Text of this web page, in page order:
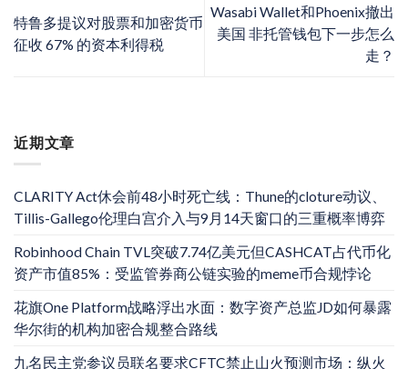
近期文章
CLARITY Act休会前48小时死亡线：Thune的cloture动议、
Tillis-Gallego伦理白宫介入与9月14天窗口的三重概率博弈
Robinhood Chain TVL突破7.74亿美元但CASHCAT占代币化
资产市值85%：受监管券商公链实验的meme币合规悖论
花旗One Platform战略浮出水面：数字资产总监JD如何暴露
华尔街的机构加密合规整合路线
九名民主党参议员联名要求CFTC禁止山火预测市场：纵火
特鲁多提议对股票和加密货币
征收 67% 的资本利得税
Wasabi Wallet和Phoenix撤出
美国 非托管钱包下一步怎么
走？